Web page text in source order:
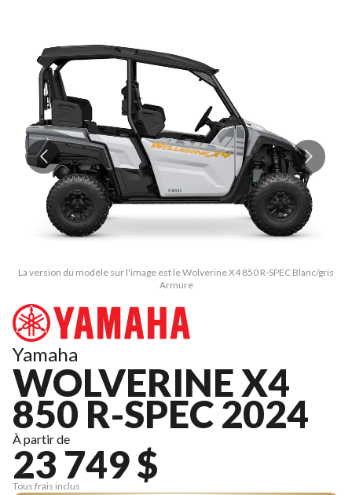
La version du modèle sur l'image est le Wolverine X4 850 R-SPEC Blanc/gris
Armure
Yamaha
WOLVERINE X4
850 R-SPEC 2024
À partir de
23 749 $
Tous frais inclus